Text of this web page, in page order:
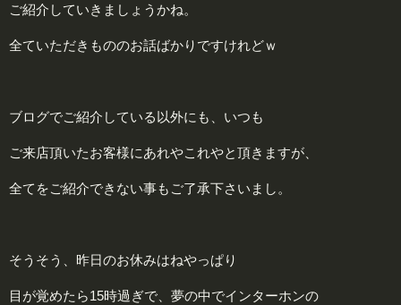
ご紹介していきましょうかね。
全ていただきもののお話ばかりですけれどｗ
ブログでご紹介している以外にも、いつも
ご来店頂いたお客様にあれやこれやと頂きますが、
全てをご紹介できない事もご了承下さいまし。
そうそう、昨日のお休みはねやっぱり
目が覚めたら15時過ぎで、夢の中でインターホンの